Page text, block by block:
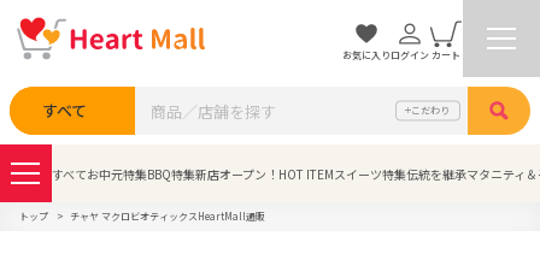
すべて こだわり
お気に入りログイン カート
すべてお中元特集BBQ特集新店オープン！ HOT ITEM スイーツ特集伝統を継承マタニティ
トップ チャヤ マクロビオティックスHeartMall通販